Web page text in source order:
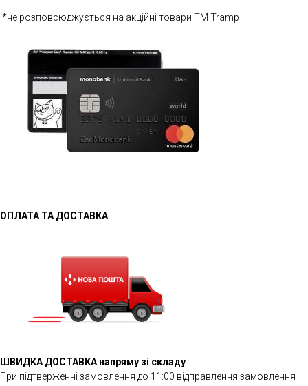
*не розповсюджується на акційні товари ТМ Tramp
ОПЛАТА ТА ДОСТАВКА
ШВИДКА ДОСТАВКА напряму зі складу
При підтверженні замовлення до 11:00 відправлення замовлення